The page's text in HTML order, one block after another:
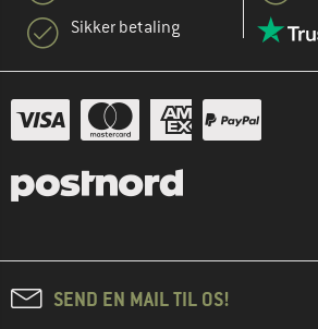
Sikker betaling
SEND EN MAIL TIL OS!